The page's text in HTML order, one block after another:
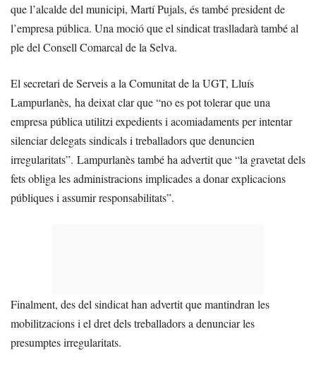
que l’alcalde del municipi, Martí Pujals, és també president de
l’empresa pública. Una moció que el sindicat traslladarà també al
ple del Consell Comarcal de la Selva.
El secretari de Serveis a la Comunitat de la UGT, Lluís
Lampurlanès, ha deixat clar que “no es pot tolerar que una
empresa pública utilitzi expedients i acomiadaments per intentar
silenciar delegats sindicals i treballadors que denuncien
irregularitats”. Lampurlanès també ha advertit que “la gravetat dels
fets obliga les administracions implicades a donar explicacions
públiques i assumir responsabilitats”.
Finalment, des del sindicat han advertit que mantindran les
mobilitzacions i el dret dels treballadors a denunciar les
presumptes irregularitats.